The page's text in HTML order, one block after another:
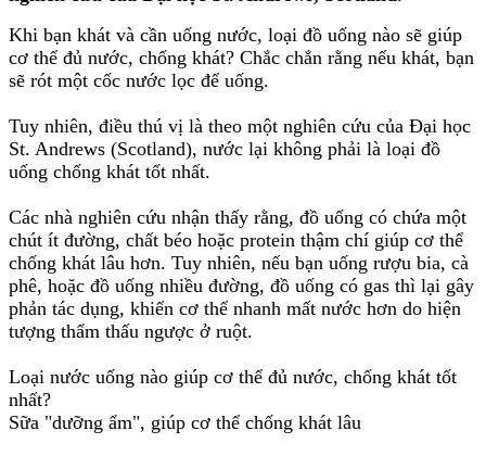
Khi bạn khát và cần uống nước, loại đồ uống nào sẽ giúp
cơ thể đủ nước, chống khát? Chắc chắn rằng nếu khát, bạn
sẽ rót một cốc nước lọc để uống.
Tuy nhiên, điều thú vị là theo một nghiên cứu của Đại học
St. Andrews (Scotland), nước lại không phải là loại đồ
uống chống khát tốt nhất.
Các nhà nghiên cứu nhận thấy rằng, đồ uống có chứa một
chút ít đường, chất béo hoặc protein thậm chí giúp cơ thể
chống khát lâu hơn. Tuy nhiên, nếu bạn uống rượu bia, cà
phê, hoặc đồ uống nhiều đường, đồ uống có gas thì lại gây
phản tác dụng, khiến cơ thể nhanh mất nước hơn do hiện
tượng thẩm thấu ngược ở ruột.
Loại nước uống nào giúp cơ thể đủ nước, chống khát tốt
nhất?
Sữa "dưỡng ẩm", giúp cơ thể chống khát lâu